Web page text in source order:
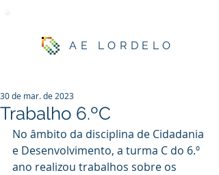
AE LORDELO
Trabalho 6.ºC
30 de mar. de 2023
No âmbito da disciplina de Cidadania
e Desenvolvimento, a turma C do 6.º
ano realizou trabalhos sobre os